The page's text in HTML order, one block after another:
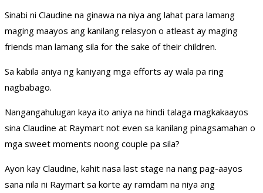
Sinabi ni Claudine na ginawa na niya ang lahat para lamang
maging maayos ang kanilang relasyon o atleast ay maging
friends man lamang sila for the sake of their children.
Sa kabila aniya ng kaniyang mga efforts ay wala pa ring
nagbabago.
Nangangahulugan kaya ito aniya na hindi talaga magkakaayos
sina Claudine at Raymart not even sa kanilang pinagsamahan o
mga sweet moments noong couple pa sila?
Ayon kay Claudine, kahit nasa last stage na nang pag-aayos
sana nila ni Raymart sa korte ay ramdam na niya ang